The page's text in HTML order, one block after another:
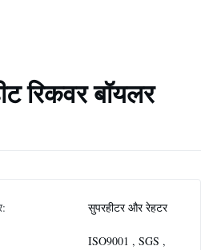
रिकवर बॉयलर
सुपरहीटर और रेहटर
ISO9001 , SGS ,